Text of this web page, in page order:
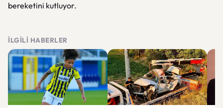
bereketini kutluyor.
İLGILI HABERLER